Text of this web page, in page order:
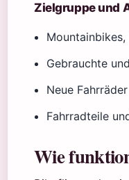
Zielgruppe und
Mountainbikes,
Gebrauchte
Neue Fahrräder
Fahrradteile
Wie